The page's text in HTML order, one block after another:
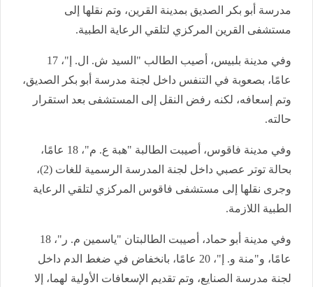
مدرسة أبو بكر الصديق بمدينة القرين، وتم نقلها إلى
مستشفى القرين المركزي لتلقي الرعاية الطبية.
وفي مدينة بلبيس، أصيب الطالب "السيد ش. ال. إ"، 17
عامًا، بصعوبة في التنفس داخل لجنة مدرسة أبو بكر الصديق،
وتم إسعافه، لكنه رفض النقل إلى المستشفى بعد استقرار
حالته.
وفي مدينة فاقوس، أصيبت الطالبة "هبة ع. م"، 18 عامًا،
بحالة توتر عصبي داخل لجنة المدرسة الرسمية للغات (2)،
وجرى نقلها إلى مستشفى فاقوس المركزي لتلقي الرعاية
الطبية اللازمة.
وفي مدينة أبو حماد، أصيبت الطالبتان "ياسمين م. ر"، 18
عامًا، و"منة و. إ"، 20 عامًا، بانخفاض في ضغط الدم داخل
لجنة مدرسة الصنايع، وتم تقديم الإسعافات الأولية لهما، إلا